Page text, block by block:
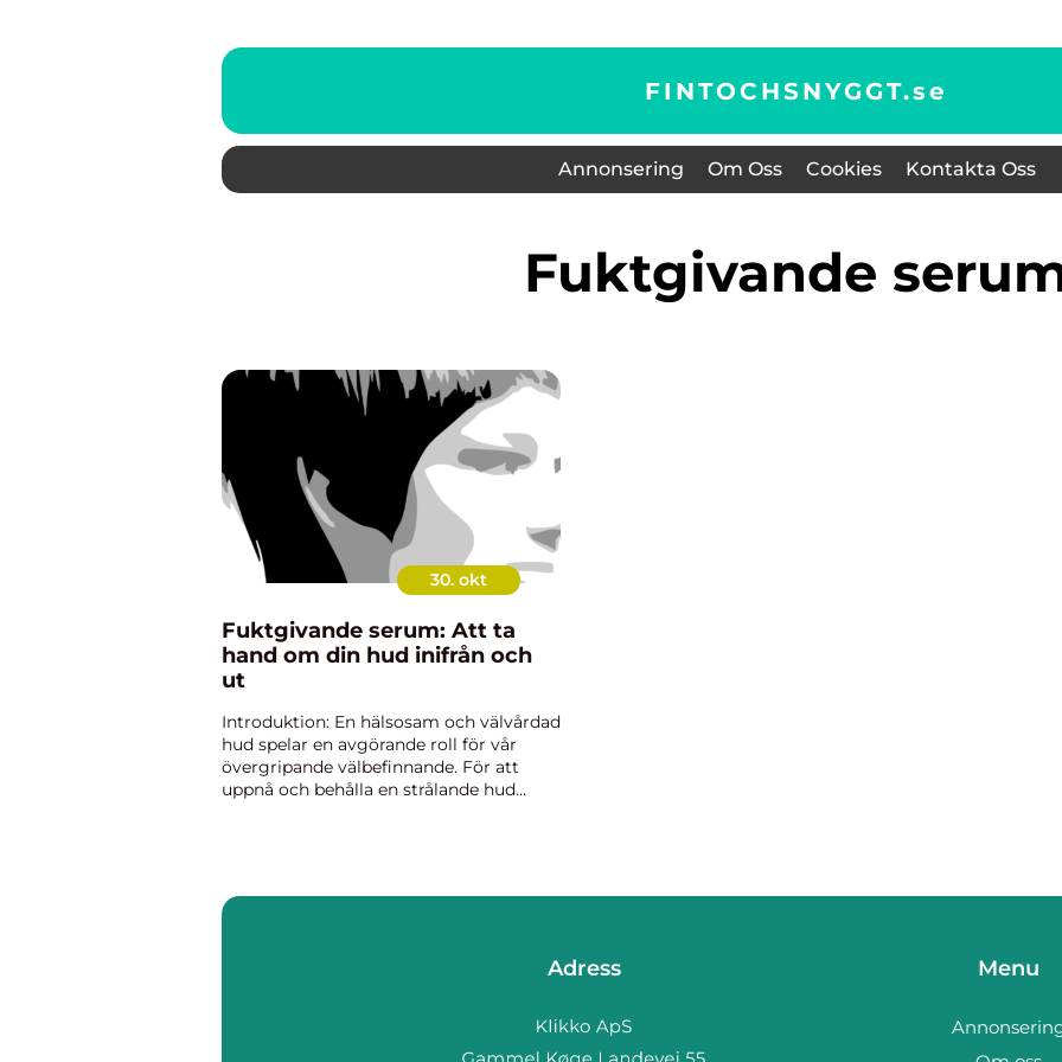
FINTOCHSNYGGT.se
Annonsering Om Oss Cookies Kontakta Oss
fuktgivande
30. okt
Fuktgivande serum: Att ta
hand om din hud inifrån och
ut
Introduktion: En hälsosam och välvårdad
hud spelar en avgörande roll för vår
övergripande välbefinnande. För att
uppnå och behålla en strålande hud
Adress Menu